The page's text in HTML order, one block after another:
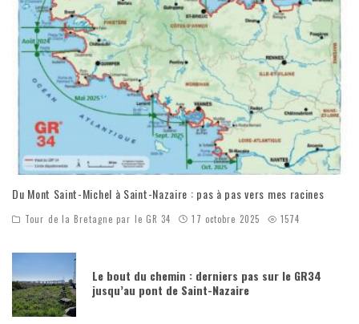
Du Mont Saint-Michel à Saint-Nazaire : pas à pas vers mes racines
Tour de la Bretagne par le GR 34 17 octobre 2025 1574
Le bout du chemin : derniers pas sur le GR34
jusqu’au pont de Saint-Nazaire